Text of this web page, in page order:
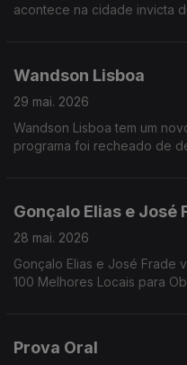
acontece na cidade invicta
Wandson Lisboa
29 mai. 2026
Wandson Lisboa tem um
programa foi recheado de
Gonçalo Elias e José
28 mai. 2026
Gonçalo Elias e José Frade
100 Melhores Locais para
Prova Oral